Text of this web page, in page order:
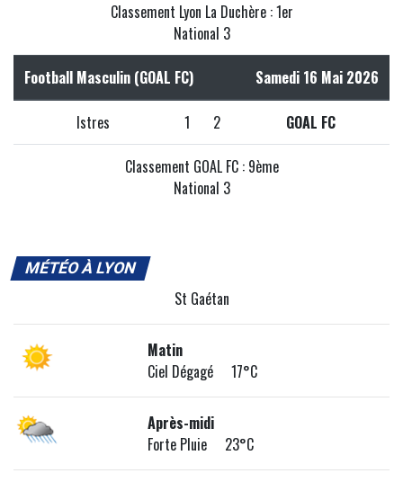
Classement Lyon La Duchère : 1er
National 3
Football Masculin (GOAL FC) Samedi 16 Mai 2026
Istres 1 2 GOAL FC
Classement GOAL FC : 9ème
National 3
MÉTÉO À LYON
St Gaétan
Matin
Ciel Dégagé 17°C
Après-midi
Forte Pluie 23°C